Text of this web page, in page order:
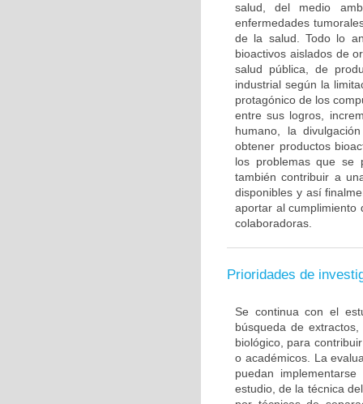
salud, del medio
enfermedades
de la salud. Todo lo
bioactivos aislados de
salud pública, de
industrial según la
protagónico de los
entre sus logros,
humano, la
obtener productos
los problemas que se
también contribuir a
disponibles y así
aportar al cumplimiento
colaboradoras.
Prioridades de
Se continua con el
búsqueda de
biológico, para
o académicos. La
puedan
estudio, de la técnica